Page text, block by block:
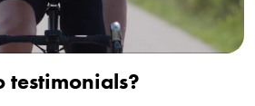
testimonials?